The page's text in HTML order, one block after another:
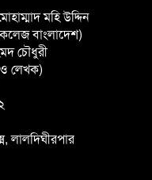
মহি উদ্দিন
কলেজ বাংলাদেশ)
চৌধুরী
ও লেখক)
লালদিঘীরপার